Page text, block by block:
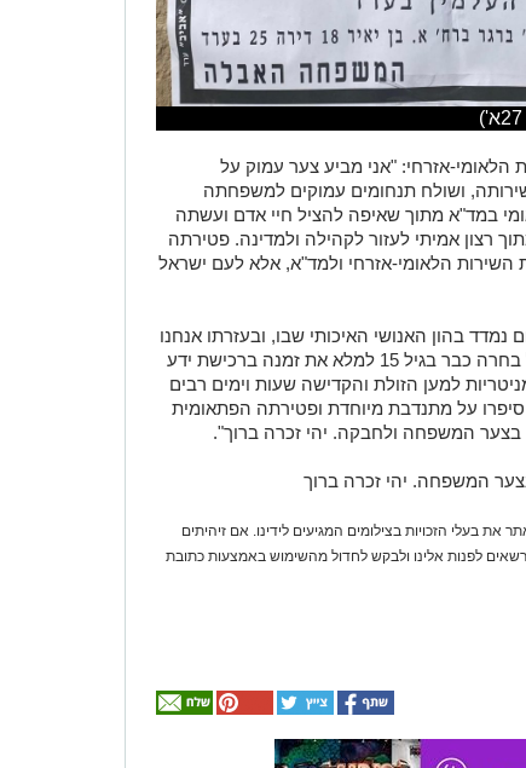
הלאומי-אזרחי: "אני מביע צער עמוק על
ושולח תנחומים עמוקים למשפחתה
במד"א מתוך שאיפה להציל חיי אדם ועשתה
רצון אמיתי לעזור לקהילה ולמדינה. פטירתה
נמדד בהון האנושי האיכותי שבו, ובעזרתו אנחנו
פועלים בשגרה ובחירום. ניקה ז"ל בחרה כבר בגיל 15 למלא את זמנה ברכישת ידע
למען הזולת והקדישה שעות וימים רבים
על מתנדבת מיוחדת ופטירתה הפתאומית
המשפחה. יהי זכרה ברוך
את בעלי הזכויות בצילומים המגיעים לידינו. אם זיהיתים
לפנות אלינו ולבקש לחדול מהשימוש באמצעות כתובת